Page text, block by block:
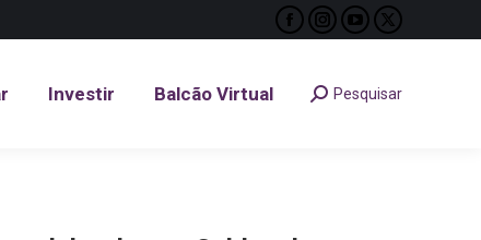
Facebook
opens
Instagram
opens
YouTube
opens
X
opens
Investir Balcão Virtual Search:Pesquisar
Investir Balcão Virtual Search:
Pesquisar